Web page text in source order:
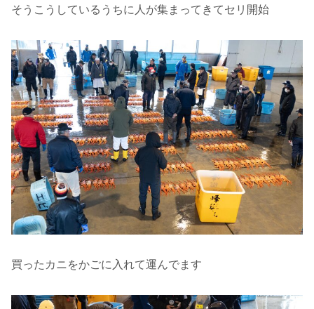
そうこうしているうちに人が集まってきてセリ開始
買ったカニをかごに入れて運んでます